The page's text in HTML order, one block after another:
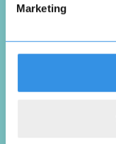
Marketing
Putten